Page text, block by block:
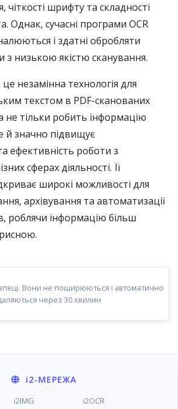
чіткості шрифту та складності
Однак, сучасні програми OCR
і здатні обробляти
з низькою якістю сканування.
це незамінна технологія для
текстом в PDF-сканованих
не тільки робить інформацію
й значно підвищує
ефективність роботи з
сферах діяльності. Її
широкі можливості для
архівування та автоматизації
роблячи інформацію більш
Вони не поширюються і автоматично
через 30 хвилин
i2-МЕРЕЖА
i2IMG i2OCR